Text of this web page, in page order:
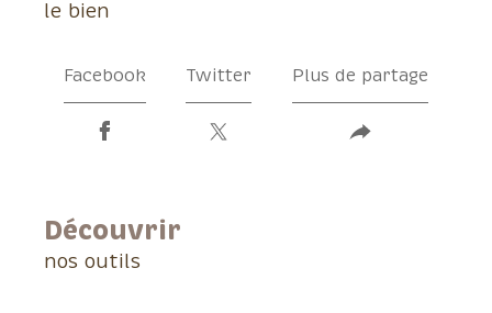
le bien
Facebook Twitter Plus de partage
découvrir
nos outils